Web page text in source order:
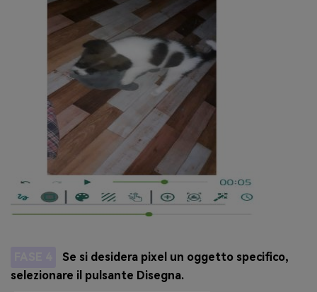
Se si desidera pixel un oggetto specifico,
selezionare il pulsante Disegna.